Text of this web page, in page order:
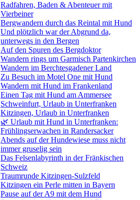
Radfahren, Baden & Abenteuer mit
Vierbeiner
Bergwandern durch das Reintal mit Hund
Und plötzlich war der Abgrund da,
unterwegs in den Bergen
Auf den Spuren des Bergdoktor
Wandern rings um Garmisch Partenkirchen
Wandern im Berchtesgadener Land
Zu Besuch im Motel One mit Hund
Wandern mit Hund im Frankenland
Einen Tag mit Hund am Ammersee
Schweinfurt, Urlaub in Unterfranken
Kitzingen, Urlaub in Unterfranken
🌿 Urlaub mit Hund in Unterfranken:
Frühlingserwachen in Randersacker
Abends auf der Hundewiese muss nicht
immer gruselig sein
Das Felsenlabyrinth in der Fränkischen
Schweiz
Traumrunde Kitzingen-Sulzfeld
Kitzingen ein Perle mitten in Bayern
Pause auf der A9 mit dem Hund